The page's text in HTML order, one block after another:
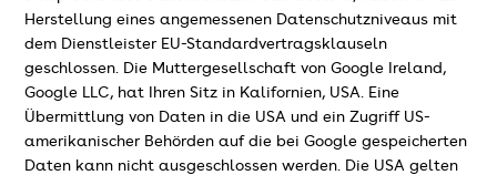
Herstellung eines angemessenen Datenschutzniveaus mit
dem Dienstleister EU-Standardvertragsklauseln
geschlossen. Die Muttergesellschaft von Google Ireland,
Google LLC, hat Ihren Sitz in Kalifornien, USA. Eine
Übermittlung von Daten in die USA und ein Zugriff US-
amerikanischer Behörden auf die bei Google gespeicherten
Daten kann nicht ausgeschlossen werden. Die USA gelten